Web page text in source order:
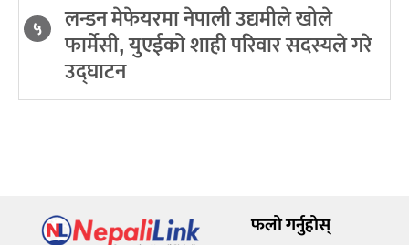
५ लन्डन मेफेयरमा नेपाली उद्यमीले खोले
फार्मेसी, युएईको शाही परिवार सदस्यले गरे
उद्घाटन
फलो गर्नुहोस्